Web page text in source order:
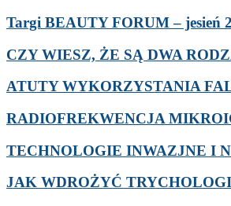
Targi BEAUTY FORUM – jesień
CZY WIESZ, ŻE SĄ DWA
ATUTY WYKORZYSTANIA
RADIOFREKWENCJA
TECHNOLOGIE INWAZJNE I
JAK WDROŻYĆ